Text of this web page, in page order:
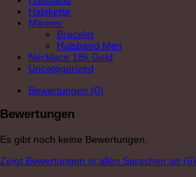
Halskette
Männer
Bracelet
Halsband Men
Necklace 18k Gold
Uncategorized
Bewertungen (0)
Bewertungen
Es gibt noch keine Bewertungen.
Zeigt Bewertungen in allen Sprachen an (5)